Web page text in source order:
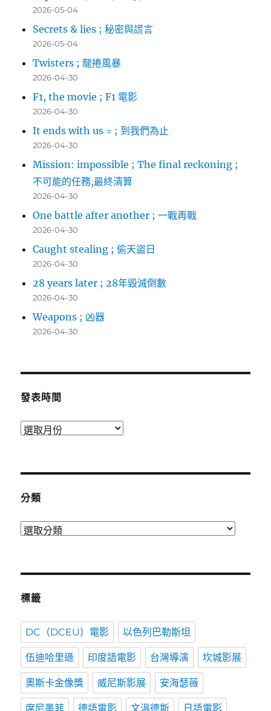
2026-05-04
Secrets & lies ; 秘密與謊言
2026-05-04
Twisters ; 龍捲風暴
2026-04-30
F1, the movie ; F1 電影
2026-04-30
It ends with us = ; 到我們為止
2026-04-30
Mission: impossible ; The final reckoning ;
不可能的任務,最終清算
2026-04-30
One battle after another ; 一戰再戰
2026-04-30
Caught stealing ; 偷天盜日
2026-04-30
28 years later ; 28年毀滅倒數
2026-04-30
Weapons ; 凶器
2026-04-30
發表時間
發
分類
分
標籤
DC（DCEU）電影 以色列巴勒斯坦
伍迪哈里遜 印度語電影 台灣導演 坎城影展
奧斯卡金像獎 威尼斯影展 安海瑟薇
席尼墨菲 德語電影 文溫德斯 日語電影